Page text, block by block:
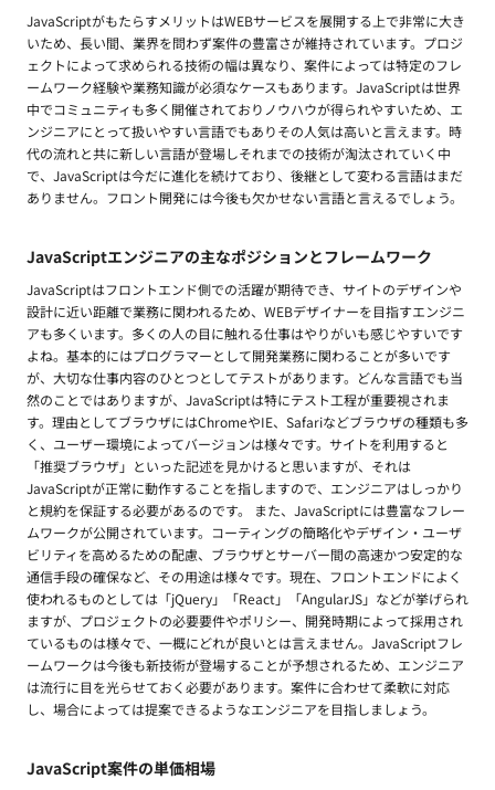
JavaScriptがもたらすメリットはWEBサービスを展開する上で非常に大き
いため、長い間、業界を問わず案件の豊富さが維持されています。プロジ
ェクトによって求められる技術の幅は異なり、案件によっては特定のフレ
ームワーク経験や業務知識が必須なケースもあります。JavaScriptは世界
中でコミュニティも多く開催されておりノウハウが得られやすいため、エ
ンジニアにとって扱いやすい言語でもありその人気は高いと言えます。時
代の流れと共に新しい言語が登場しそれまでの技術が淘汰されていく中
で、JavaScriptは今だに進化を続けており、後継として変わる言語はまだ
ありません。フロント開発には今後も欠かせない言語と言えるでしょう。
JavaScriptエンジニアの主なポジションとフレームワーク
JavaScriptはフロントエンド側での活躍が期待でき、サイトのデザインや
設計に近い距離で業務に関われるため、WEBデザイナーを目指すエンジニ
アも多くいます。多くの人の目に触れる仕事はやりがいも感じやすいです
よね。基本的にはプログラマーとして開発業務に関わることが多いです
が、大切な仕事内容のひとつとしてテストがあります。どんな言語でも当
然のことではありますが、JavaScriptは特にテスト工程が重要視されま
す。理由としてブラウザにはChromeやIE、Safariなどブラウザの種類も多
く、ユーザー環境によってバージョンは様々です。サイトを利用すると
「推奨ブラウザ」といった記述を見かけると思いますが、それは
JavaScriptが正常に動作することを指しますので、エンジニアはしっかり
と規約を保証する必要があるのです。 また、JavaScriptには豊富なフレー
ムワークが公開されています。コーティングの簡略化やデザイン・ユーザ
ビリティを高めるための配慮、ブラウザとサーバー間の高速かつ安定的な
通信手段の確保など、その用途は様々です。現在、フロントエンドによく
使われるものとしては「jQuery」「React」「AngularJS」などが挙げられ
ますが、プロジェクトの必要要件やポリシー、開発時期によって採用され
ているものは様々で、一概にどれが良いとは言えません。JavaScriptフレ
ームワークは今後も新技術が登場することが予想されるため、エンジニア
は流行に目を光らせておく必要があります。案件に合わせて柔軟に対応
し、場合によっては提案できるようなエンジニアを目指しましょう。
JavaScript案件の単価相場